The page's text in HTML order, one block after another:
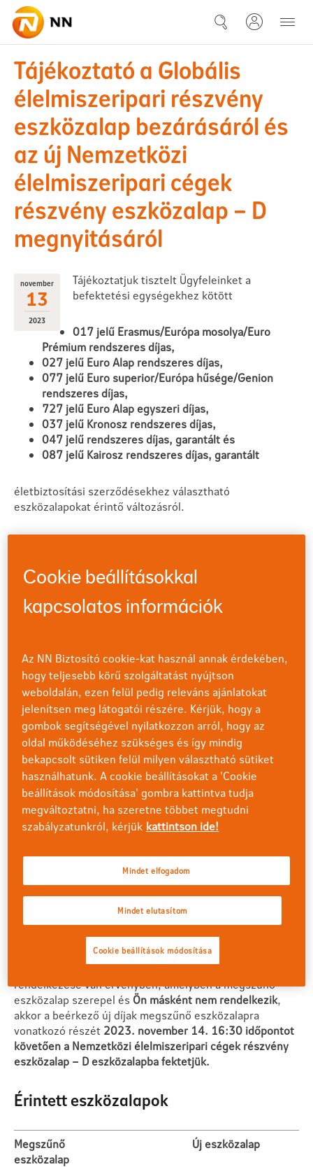
Ugrás a fő tartalomhoz
2023-11-13 Tájékoztató a
Tájékoztató a Globális
élelmiszeripari részvény
eszközalap bezárásáról és
az új Nemzetközi
élelmiszeripari cégek
részvény eszközalap – D
megnyitásáról
november
13
2023
Tájékoztatjuk tisztelt Ügyfeleinket a
befektetési egységekhez kötött
017 jelű Erasmus/Európa mosolya/Euro
Prémium rendszeres díjas,
027 jelű Euro Alap rendszeres díjas,
077 jelű Euro superior/Európa hűsége/Genion
rendszeres díjas,
727 jelű Euro Alap egyszeri díjas,
037 jelű Kronosz rendszeres díjas,
047 jelű rendszeres díjas, garantált és
087 jelű Kairosz rendszeres díjas, garantált
életbiztosítási szerződésekhez választható
eszközalapokat érintő változásról.
Eszközalap kínálatunkat folyamatosan felülvizsgáljuk a
piaci folyamatok figyelembevételével. Ennek egyik
lépéseként a fentebb említett befektetési egységekhez
élelmiszeripari cégek részvény eszközalap – D néven.
A bevezetést megelőzően,2023. november 14-én a
Globális élelmiszeripari részvény eszközalap (megszűnő
eszközalap) bezárjuk, tekintettel arra, hogy a megszűnő
eszközalap befektetési politikáját megvalósító mögöttes
alap más befektetési alapba történő beolvadása
következményeként a korábban közzétett befektetési
politika tarthatatlanná válik.
Amennyiben a megszűnő Globális élelmiszeripari
Ön
2023. november 14. 16:30-igmásképpen nem
rendelkezik, úgy az eszközalapban lévő egységei
automatikusan és díjmentesen 2023. november 15-én
átkerülnek a Nemzetközi élelmiszeripari cégek részvény
a rendszeres vagy az eseti díjak befektetésére
rendelkezése van érvényben, amelyben a megszűnő
eszközalap szerepel és Ön másként nem rendelkezik,
akkor a beérkező új díjak megszűnő eszközalapra
vonatkozó részét 2023. november 14. 16:30 időpontot
követően a Nemzetközi élelmiszeripari cégek részvény
eszközalap – D eszközalapba fektetjük.
Érintett eszközalapok
Megszűnő
eszközalap
Új eszközalap
Cookie beállításokkal
kapcsolatos információk
Az NN Biztosító cookie-kat használ annak érdekében,
hogy teljesebb körű szolgáltatást nyújtson
weboldalán, ezen felül pedig releváns ajánlatokat
jelenítsen meg látogatói részére. Kérjük, hogy a
gombok segítségével nyilatkozzon arról, hogy az
oldal működéséhez szükséges és így mindig
bekapcsolt sütiken felül milyen választható sütiket
használhatunk. A cookie beállításokat a 'Cookie
beállítások módosítása' gombra kattintva tudja
megváltoztatni, ha szeretne többet megtudni
szabályzatunkról, kérjük kattintson ide!
Mindet elutasítom
Mindet elfogadom
Cookie beállítások módosítása